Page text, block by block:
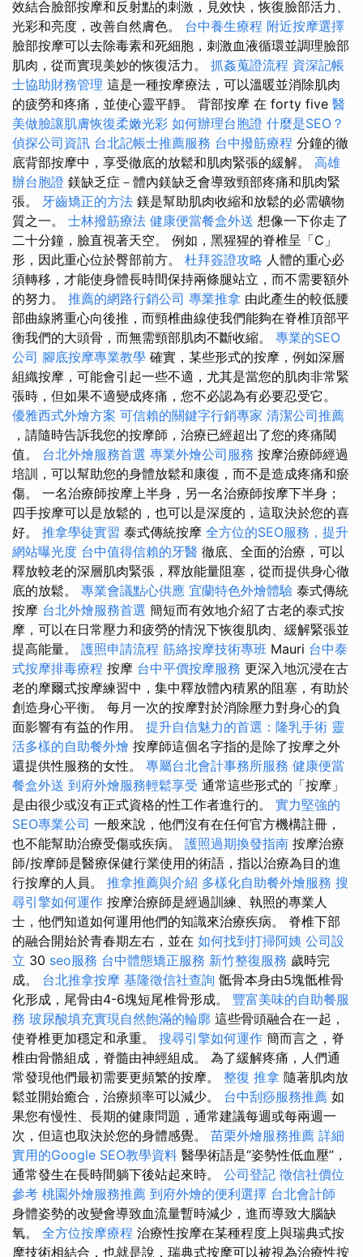
效結合臉部按摩和反射點的刺激，見效快，恢復臉部活力、
光彩和亮度，改善自然膚色。 台中養生療程 附近按摩選擇
臉部按摩可以去除毒素和死細胞，刺激血液循環並調理臉部
肌肉，從而實現美妙的恢復活力。 抓姦蒐證流程 資深記帳
士協助財務管理 這是一種按摩療法，可以溫暖並消除肌肉
的疲勞和疼痛，並使心靈平靜。 背部按摩 在 forty five 醫
美做臉讓肌膚恢復柔嫩光彩 如何辦理台胞證 什麼是SEO？
偵探公司資訊 台北記帳士推薦服務 台中撥筋療程 分鐘的徹
底背部按摩中，享受徹底的放鬆和肌肉緊張的緩解。 高雄
辦台胞證 鎂缺乏症－體內鎂缺乏會導致頸部疼痛和肌肉緊
張。 牙齒矯正的方法 鎂是幫助肌肉收縮和放鬆的必需礦物
質之一。 士林撥筋療法 健康便當餐盒外送 想像一下你走了
二十分鐘，臉直視著天空。 例如，黑猩猩的脊椎呈「C」
形，因此重心位於臀部前方。 杜拜簽證攻略 人體的重心必
須轉移，才能使身體長時間保持兩條腿站立，而不需要額外
的努力。 推薦的網路行銷公司 專業推拿 由此產生的較低腰
部曲線將重心向後推，而頸椎曲線使我們能夠在脊椎頂部平
衡我們的大頭骨，而無需頸部肌肉不斷收縮。 專業的SEO
公司 腳底按摩專業教學 確實，某些形式的按摩，例如深層
組織按摩，可能會引起一些不適，尤其是當您的肌肉非常緊
張時，但如果不適變成疼痛，您不必認為有必要忍受它。
優雅西式外燴方案 可信賴的關鍵字行銷專家 清潔公司推薦
，請隨時告訴我您的按摩師，治療已經超出了您的疼痛閾
值。 台北外燴服務首選 專業外燴公司服務 按摩治療師經過
培訓，可以幫助您的身體放鬆和康復，而不是造成疼痛和瘀
傷。 一名治療師按摩上半身，另一名治療師按摩下半身；
四手按摩可以是放鬆的，也可以是深度的，這取決於您的喜
好。 推拿學徒實習 泰式傳統按摩 全方位的SEO服務，提升
網站曝光度 台中值得信賴的牙醫 徹底、全面的治療，可以
釋放較老的深層肌肉緊張，釋放能量阻塞，從而提供身心徹
底的放鬆。 專業會議點心供應 宜蘭特色外燴體驗 泰式傳統
按摩 台北外燴服務首選 簡短而有效地介紹了古老的泰式按
摩，可以在日常壓力和疲勞的情況下恢復肌肉、緩解緊張並
提高能量。 護照申請流程 筋絡按摩技術專班 Mauri 台中泰
式按摩排毒療程 按摩 台中平價按摩服務 更深入地沉浸在古
老的摩爾式按摩練習中，集中釋放體內積累的阻塞，有助於
創造身心平衡。 每月一次的按摩對於消除壓力對身心的負
面影響有有益的作用。 提升自信魅力的首選：隆乳手術 靈
活多樣的自助餐外燴 按摩師這個名字指的是除了按摩之外
還提供性服務的女性。 專屬台北會計事務所服務 健康便當
餐盒外送 到府外燴服務輕鬆享受 通常這些形式的「按摩」
是由很少或沒有正式資格的性工作者進行的。 實力堅強的
SEO專業公司 一般來說，他們沒有在任何官方機構註冊，
也不能幫助治療受傷或疾病。 護照過期換發指南 按摩治療
師/按摩師是醫療保健行業使用的術語，指以治療為目的進
行按摩的人員。 推拿推薦與介紹 多樣化自助餐外燴服務 搜
尋引擎如何運作 按摩治療師是經過訓練、執照的專業人
士，他們知道如何運用他們的知識來治療疾病。 脊椎下部
的融合開始於青春期左右，並在 如何找到打掃阿姨 公司設
立 30 seo服務 台中體態矯正服務 新竹整復服務 歲時完
成。 台北推拿按摩 基隆徵信社查詢 骶骨本身由5塊骶椎骨
化形成，尾骨由4-6塊短尾椎骨形成。 豐富美味的自助餐服
務 玻尿酸填充實現自然飽滿的輪廓 這些骨頭融合在一起，
使脊椎更加穩定和承重。 搜尋引擎如何運作 簡而言之，脊
椎由骨骼組成，脊髓由神經組成。 為了緩解疼痛，人們通
常發現他們最初需要更頻繁的按摩。 整復 推拿 隨著肌肉放
鬆並開始癒合，治療頻率可以減少。 台中刮痧服務推薦 如
果您有慢性、長期的健康問題，通常建議每週或每兩週一
次，但這也取決於您的身體感覺。 苗栗外燴服務推薦 詳細
實用的Google SEO教學資料 醫學術語是“姿勢性低血壓”，
通常發生在長時間躺下後站起來時。 公司登記 徵信社價位
參考 桃園外燴服務推薦 到府外燴的便利選擇 台北會計師
身體姿勢的改變會導致血流量暫時減少，進而導致大腦缺
氧。 全方位按摩療程 治療性按摩在某種程度上與瑞典式按
摩技術相結合，也就是說，瑞典式按摩可以被視為治療性按